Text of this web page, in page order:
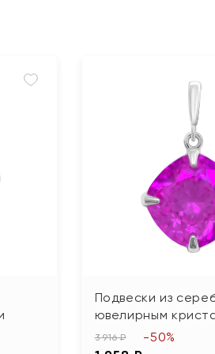
Подвески из
ювелирным
3 916 ₽ -50%